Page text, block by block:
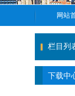
栏目列
下载中